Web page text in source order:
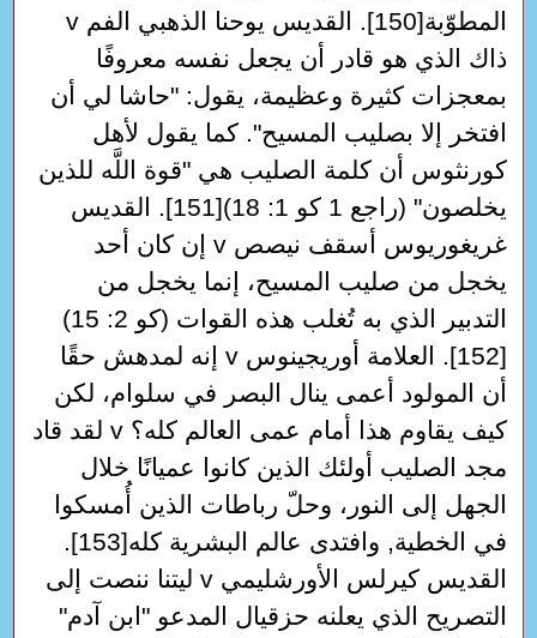
المطوّبة[150]. القديس يوحنا الذهبي الفم v
ذاك الذي هو قادر أن يجعل نفسه معروفًا
بمعجزات كثيرة وعظيمة، يقول: "حاشا لي أن
افتخر إلا بصليب المسيح". كما يقول لأهل
كورنثوس أن كلمة الصليب هي "قوة اللَّه للذين
يخلصون" (راجع 1 كو 1: 18)[151]. القديس
غريغوريوس أسقف نيصص v إن كان أحد
يخجل من صليب المسيح، إنما يخجل من
التدبير الذي به تُغلب هذه القوات (كو 2: 15)
[152]. العلامة أوريجينوس v إنه لمدهش حقًا
أن المولود أعمى ينال البصر في سلوام، لكن
كيف يقاوم هذا أمام عمى العالم كله؟ v لقد قاد
مجد الصليب أولئك الذين كانوا عميانًا خلال
الجهل إلى النور، وحلّ رباطات الذين أُمسكوا
في الخطية, وافتدى عالم البشرية كله[153].
القديس كيرلس الأورشليمي v ليتنا ننصت إلى
التصريح الذي يعلنه حزقيال المدعو "ابن آدم"